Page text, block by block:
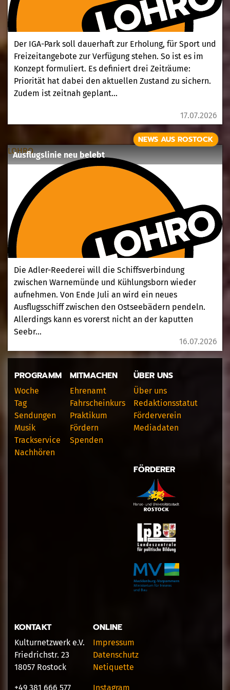
Der IGA-Park soll dauerhaft zur Erholung, für Sport und
Freizeitangebote zur Verfügung stehen. So ist es im
Konzept formuliert. Es definiert drei Zeiträume:
Priorität hat dabei den aktuellen Zustand zu sichern.
Zudem ist zeitnah geplant...
17.07.2026
LOHRO
Ausflugslinie neu belebt
NEWS AUS ROSTOCK
Die Adler-Reederei will die Schiffsverbindung
zwischen Warnemünde und Kühlungsborn wieder
aufnehmen. Von Ende Juli an wird ein neues
Ausflugsschiff zwischen den Ostseebädern pendeln.
Allerdings kann es vorerst nicht an der kaputten
Seebr...
16.07.2026
PROGRAMM
Woche
Tag
Sendungen
Musik
Trackservice
Nachhören
MITMACHEN
Ehrenamt
Fahrscheinkurs
Praktikum
Fördern
Spenden
ÜBER UNS
Über uns
Redaktionsstatut
Förderverein
Mediadaten
FÖRDERER
KONTAKT
Kulturnetzwerk e.V.
Friedrichstr. 23
18057 Rostock
+49 381 666 577
ONLINE
Impressum
Datenschutz
Netiquette
Instagram